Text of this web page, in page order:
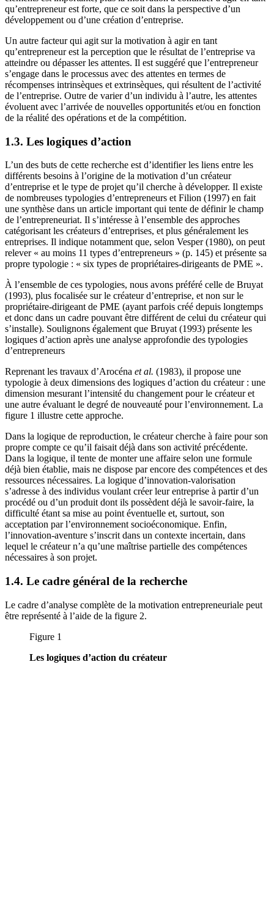
qu’entrepreneur est forte, que ce soit dans la perspective d’un
développement ou d’une création d’entreprise.
Un autre facteur qui agit sur la motivation à agir en tant
qu’entrepreneur est la perception que le résultat de l’entreprise va
atteindre ou dépasser les attentes. Il est suggéré que l’entrepreneur
s’engage dans le processus avec des attentes en termes de
récompenses intrinsèques et extrinsèques, qui résultent de l’activité
de l’entreprise. Outre de varier d’un individu à l’autre, les attentes
évoluent avec l’arrivée de nouvelles opportunités et/ou en fonction
de la réalité des opérations et de la compétition.
1.3. Les logiques d’action
L’un des buts de cette recherche est d’identifier les liens entre les
différents besoins à l’origine de la motivation d’un créateur
d’entreprise et le type de projet qu’il cherche à développer. Il existe
de nombreuses typologies d’entrepreneurs et Filion (1997) en fait
une synthèse dans un article important qui tente de définir le champ
de l’entrepreneuriat. Il s’intéresse à l’ensemble des approches
catégorisant les créateurs d’entreprises, et plus généralement les
entreprises. Il indique notamment que, selon Vesper (1980), on peut
relever « au moins 11 types d’entrepreneurs » (p. 145) et présente sa
propre typologie : « six types de propriétaires-dirigeants de PME ».
À l’ensemble de ces typologies, nous avons préféré celle de Bruyat
(1993), plus focalisée sur le créateur d’entreprise, et non sur le
propriétaire-dirigeant de PME (ayant parfois créé depuis longtemps
et donc dans un cadre pouvant être différent de celui du créateur qui
s’installe). Soulignons également que Bruyat (1993) présente les
logiques d’action après une analyse approfondie des typologies
d’entrepreneurs
Reprenant les travaux d’Arocéna et al. (1983), il propose une
typologie à deux dimensions des logiques d’action du créateur : une
dimension mesurant l’intensité du changement pour le créateur et
une autre évaluant le degré de nouveauté pour l’environnement. La
figure 1 illustre cette approche.
Dans la logique de reproduction, le créateur cherche à faire pour son
propre compte ce qu’il faisait déjà dans son activité précédente.
Dans la logique, il tente de monter une affaire selon une formule
déjà bien établie, mais ne dispose par encore des compétences et des
ressources nécessaires. La logique d’innovation-valorisation
s’adresse à des individus voulant créer leur entreprise à partir d’un
procédé ou d’un produit dont ils possèdent déjà le savoir-faire, la
difficulté étant sa mise au point éventuelle et, surtout, son
acceptation par l’environnement socioéconomique. Enfin,
l’innovation-aventure s’inscrit dans un contexte incertain, dans
lequel le créateur n’a qu’une maîtrise partielle des compétences
nécessaires à son projet.
1.4. Le cadre général de la recherche
Le cadre d’analyse complète de la motivation entrepreneuriale peut
être représenté à l’aide de la figure 2.
Figure 1
Les logiques d’action du créateur